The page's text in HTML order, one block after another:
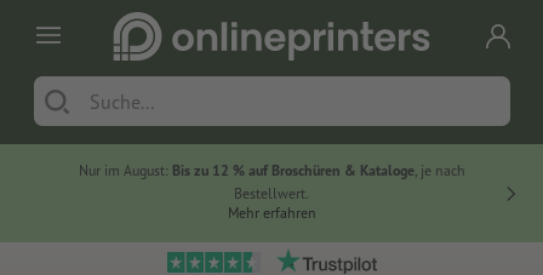
Nur im August: Bis zu 12 % auf Broschüren & Kataloge, je nach
Bestellwert.
Mehr erfahren